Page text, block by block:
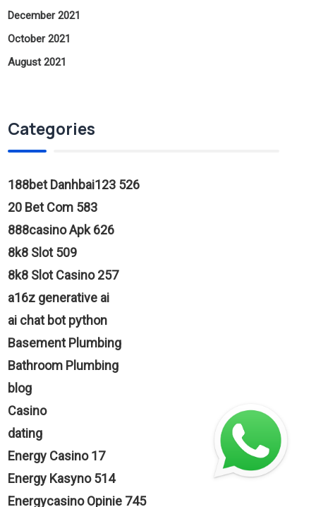
December 2021
October 2021
August 2021
Categories
188bet Danhbai123 526
20 Bet Com 583
888casino Apk 626
8k8 Slot 509
8k8 Slot Casino 257
a16z generative ai
ai chat bot python
Basement Plumbing
Bathroom Plumbing
blog
Casino
dating
Energy Casino 17
Energy Kasyno 514
Energycasino Opinie 745